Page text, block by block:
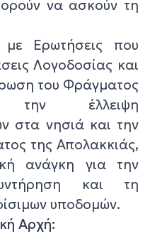
να ασκούν τη
με Ερωτήσεις που
Λογοδοσίας και
του Φράγματος
την έλλειψη
στα νησιά και την
της Απολακκιάς,
ανάγκη για την
και τη
υποδομών.
Αρχή: